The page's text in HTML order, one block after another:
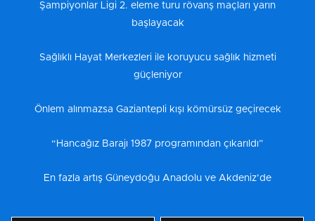
Şampiyonlar Ligi 2. eleme turu rövanş maçları yarın
başlayacak
Sağlıklı Hayat Merkezleri ile koruyucu sağlık hizmeti
güçleniyor
Önlem alınmazsa Gaziantepli kışı kömürsüz geçirecek
“Hancağız Barajı 1987 programından çıkarıldı”
En fazla artış Güneydoğu Anadolu ve Akdeniz’de